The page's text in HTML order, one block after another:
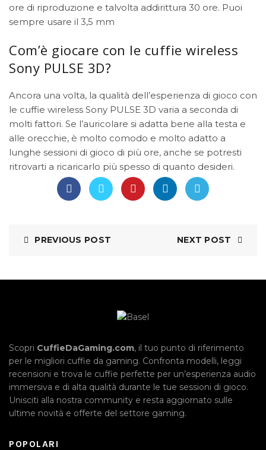
ore di riproduzione e talvolta addirittura 30 ore. Puoi
sempre usare il 3,5 mm
Com’è giocare con le cuffie wireless
Sony PULSE 3D?
Ancora una volta, la qualità dell’esperienza di gioco con
le cuffie wireless Sony PULSE 3D varia a seconda di
molti fattori. Se l’auricolare si adatta bene alla testa e
alle orecchie, è molto comodo e molto adatto a
lunghe sessioni di gioco di più ore, anche se potresti
ritrovarti a ricaricarlo più spesso di quanto desideri.
PREVIOUS POST NEXT POST
Scopri CuffieDaGaming.com, il tuo punto di riferimento
per le migliori cuffie da gaming. Confronta modelli, leggi
recensioni e trova le cuffie perfette per un’esperienza audio
immersiva e di alta qualità durante le tue sessioni di gioco.
Unisciti alla nostra community e resta aggiornato sulle
ultime novità e offerte del settore gaming.
POPOLARI